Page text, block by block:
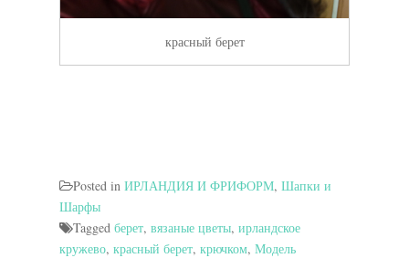
красный берет
Posted in ИРЛАНДИЯ И ФРИФОРМ, Шапки и
Шарфы
Tagged берет, вязаные цветы, ирландское
кружево, красный берет, крючком, Модель